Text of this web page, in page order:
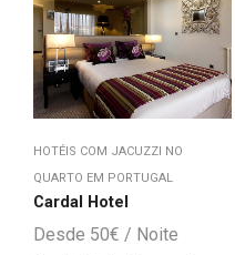
HOTÉIS COM JACUZZI NO
QUARTO EM PORTUGAL
Cardal Hotel
50€